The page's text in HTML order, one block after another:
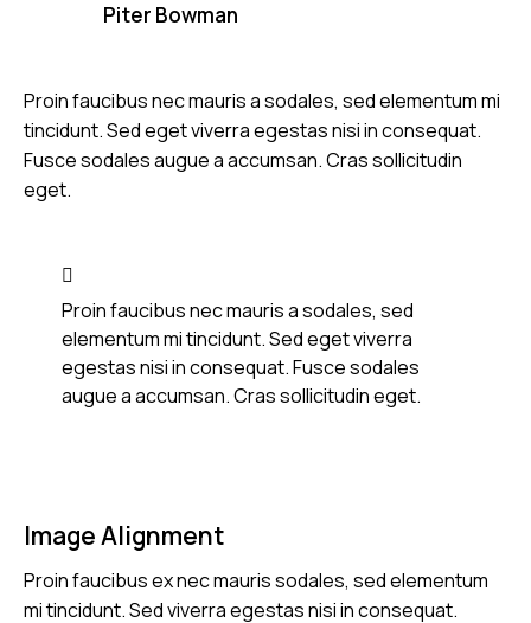
Piter Bowman
Proin faucibus nec mauris a sodales, sed elementum mi
tincidunt. Sed eget viverra egestas nisi in consequat.
Fusce sodales augue a accumsan. Cras sollicitudin
eget.
Proin faucibus nec mauris a sodales, sed
elementum mi tincidunt. Sed eget viverra
egestas nisi in consequat. Fusce sodales
augue a accumsan. Cras sollicitudin eget.
Image Alignment
Proin faucibus ex nec mauris sodales, sed elementum
mi tincidunt. Sed viverra egestas nisi in consequat.